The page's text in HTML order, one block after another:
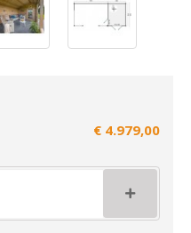
€ 4.979,00